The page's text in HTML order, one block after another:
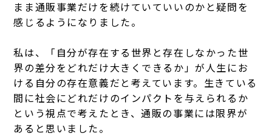
まま通販事業だけを続けていていいのかと疑問を
感じるようになりました。
私は、「自分が存在する世界と存在しなかった世
界の差分をどれだけ大きくできるか」が人生にお
ける自分の存在意義だと考えています。生きている
間に社会にどれだけのインパクトを与えられるか
という視点で考えたとき、通販の事業には限界が
あると思いました。